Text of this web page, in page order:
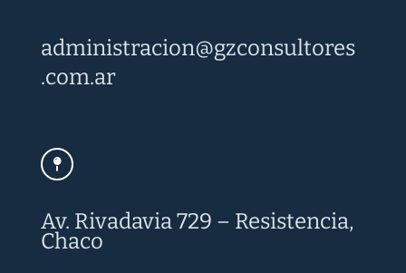
administracion@gzconsultores
.com.ar
Av. Rivadavia 729 – Resistencia,
Chaco